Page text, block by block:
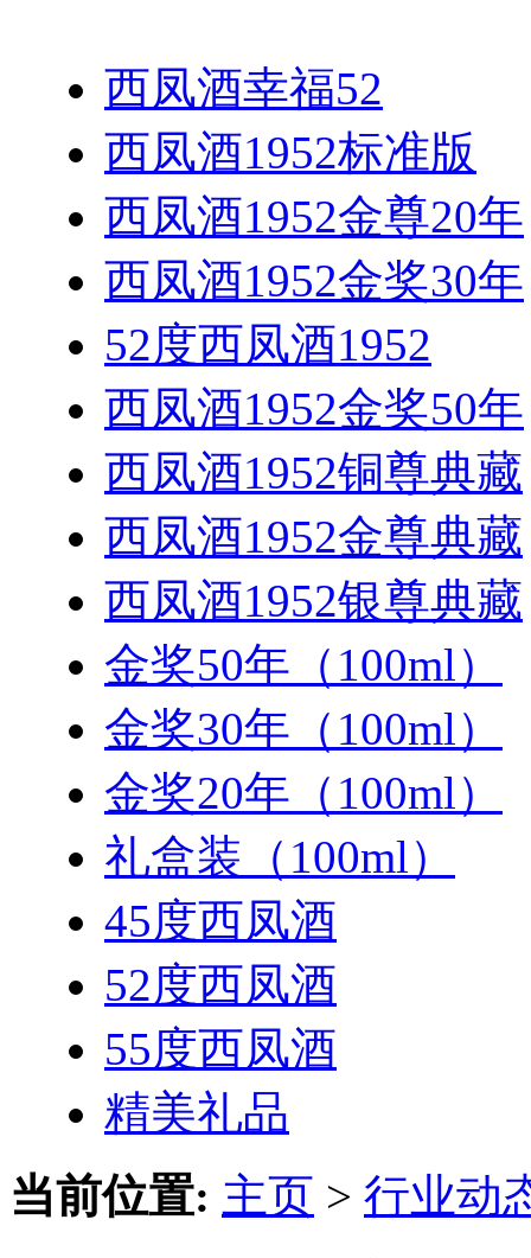
西凤酒幸福52
西凤酒1952标准版
西凤酒1952金尊20年
西凤酒1952金奖30年
52度西凤酒1952
西凤酒1952金奖50年
西凤酒1952铜尊典藏
西凤酒1952金尊典藏
西凤酒1952银尊典藏
金奖50年（100ml）
金奖30年（100ml）
金奖20年（100ml）
礼盒装（100ml）
45度西凤酒
52度西凤酒
55度西凤酒
精美礼品
当前位置: 主页 > 行业动